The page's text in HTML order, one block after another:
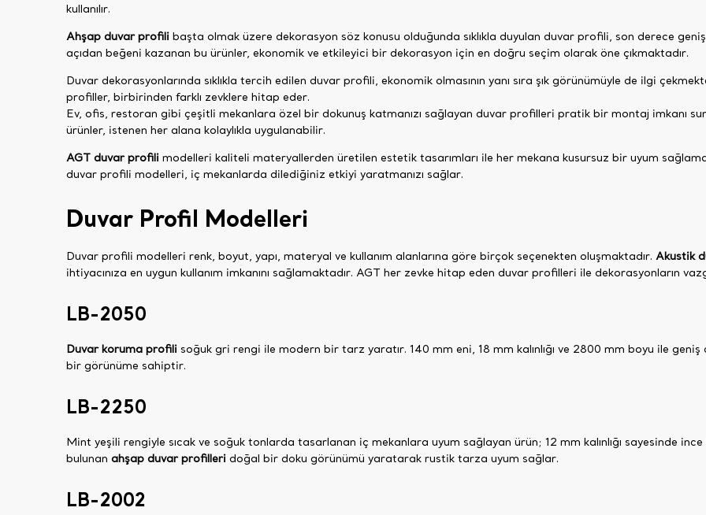
kullanılır.
Ahşap duvar profili başta olmak üzere dekorasyon söz konusu olduğunda sıklıkla duyulan duvar profili, son derece
açıdan beğeni kazanan bu ürünler, ekonomik ve etkileyici bir dekorasyon için en doğru seçim olarak öne çıkmaktadır.
Duvar dekorasyonlarında sıklıkla tercih edilen duvar profili, ekonomik olmasının yanı sıra şık görünümüyle de ilgi
profiller, birbirinden farklı zevklere hitap eder.
Ev, ofis, restoran gibi çeşitli mekanlara özel bir dokunuş katmanızı sağlayan duvar profilleri pratik bir montaj imkanı
ürünler, istenen her alana kolaylıkla uygulanabilir.
AGT duvar profili modelleri kaliteli materyallerden üretilen estetik tasarımları ile her mekana kusursuz bir uyum
duvar profili modelleri, iç mekanlarda dilediğiniz etkiyi yaratmanızı sağlar.
Duvar Profil Modelleri
Duvar profili modelleri renk, boyut, yapı, materyal ve kullanım alanlarına göre birçok seçenekten oluşmaktadır. Akustik
ihtiyacınıza en uygun kullanım imkanını sağlamaktadır. AGT her zevke hitap eden duvar profilleri ile dekorasyonların
LB-2050
Duvar koruma profili soğuk gri rengi ile modern bir tarz yaratır. 140 mm eni, 18 mm kalınlığı ve 2800 mm boyu ile
bir görünüme sahiptir.
LB-2250
Mint yeşili rengiyle sıcak ve soğuk tonlarda tasarlanan iç mekanlara uyum sağlayan ürün; 12 mm kalınlığı sayesinde
bulunan ahşap duvar profilleri doğal bir doku görünümü yaratarak rustik tarza uyum sağlar.
LB-2002